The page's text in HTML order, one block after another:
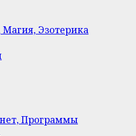
Эзотерика
Программы